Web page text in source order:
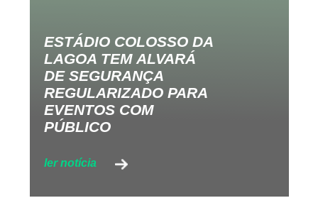
ESTÁDIO COLOSSO DA
LAGOA TEM ALVARÁ
DE SEGURANÇA
REGULARIZADO PARA
EVENTOS COM
PÚBLICO